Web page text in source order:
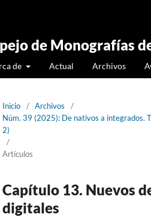
de Monografías
de Actual Archivos
Inicio / Archivos
/
Núm. 39 (2025): De nativos a integrados.
2)
/
Artículos
Capítulo 13. Nuevos
digitales